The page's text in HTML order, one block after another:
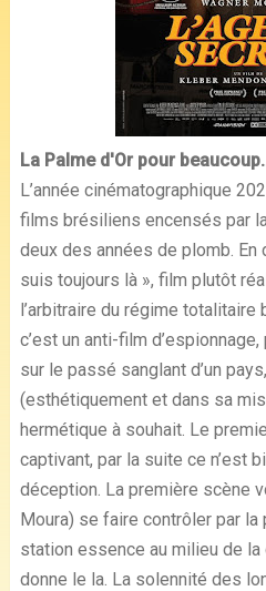
La Palme d'Or pour
L’année cinématographique
films brésiliens encensés par
deux des années de plomb. En
suis toujours là », film plutôt
l’arbitraire du régime totalitaire
c’est un anti-film
sur le passé sanglant d’un
(esthétiquement et dans sa
hermétique à souhait. Le
captivant, par la suite ce n’est
déception. La première scène
Moura) se faire contrôler par
station essence au milieu de
donne le la. La solennité des